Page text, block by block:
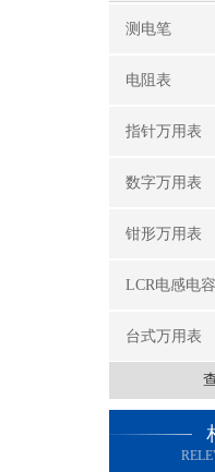
测电笔
电阻表
指针万用表
数字万用表
钳形万用表
LCR电感电
台式万用表